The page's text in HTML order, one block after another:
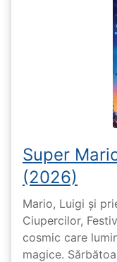
Super
(2026)
Mario, Luigi și
Ciupercilor,
cosmic care
magice.